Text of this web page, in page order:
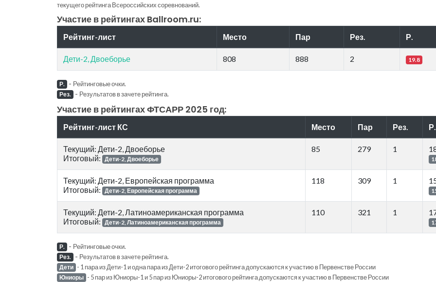
текущего рейтинга Всероссийских соревнований.
Участие в рейтингах Ballroom.ru:
Рейтинг-лист Место Пар Рез. Р.
Дети-2, Двоеборье 808 888 2 19.8
Р. - Рейтинговые очки.
Рез. - Результатов в зачете рейтинга.
Участие в рейтингах ФТСАРР 2025 год:
Рейтинг-лист КС Место Пар Рез. Р.
Текущий: Дети-2, Двоеборье
Итоговый: Дети-2, Двоеборье
85 279 1
Текущий: Дети-2, Европейская программа
Итоговый: Дети-2, Европейская программа
118 309 1
Текущий: Дети-2, Латиноамериканская программа
Итоговый: Дети-2, Латиноамериканская программа
110 321 1
Р. - Рейтинговые очки.
Рез. - Результатов в зачете рейтинга.
Дети - 1 пара из Дети-1 и одна пара из Дети-2 итогового рейтинга допускаются к участию в Первенстве России
Юниоры - 5 пар из Юниоры-1 и 5 пар из Юниоры-2 итогового рейтинга допускаются к участию в Первенстве России